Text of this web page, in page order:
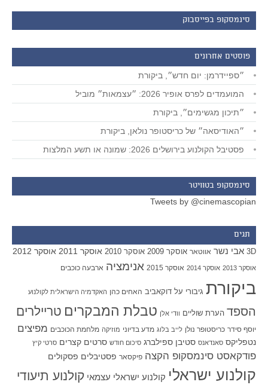
סינמסקופ בפייסבוק
פוסטים אחרונים
״ספיידרמן: יום חדש״, ביקורת
המועמדים לפרס אופיר 2026: ״עצמאות״ מוביל
״תיכון מגשימים״, ביקורת
״האודיסאה״ של כריסטופר נולאן, ביקורת
פסטיבל הקולנוע בירושלים 2026: שמונה או תשע המלצות
סינמסקופ בטוויטר
Tweets by @cinemascopian
תגים
3D אבי נשר אווטאר אוסקר 2009 אוסקר 2010 אוסקר 2011 אוסקר 2012
אוסקר 2013 אוסקר 2014 אוסקר 2015 אנימציה ארבעה כוכבים
ביקורת גיבורי על דוקאביב האחים כהן האקדמיה הישראלית לקולנוע
הספד הערת שוליים וודי אלן טבלת המבקרים טריילרים
יוסף סידר כריסטופר נולן לייב בלוג מדע בדיוני מוזיקה מלחמת הכוכבים מפיצים
נטפליקס סאנדאנס סטיבן ספילברג סיכום חודש סרטים קצרים סרטי קיץ
פודקאסט סינמסקופ הקצה פיקסאר פסטיבלים פסקולים
קולנוע ישראלי קולנוע ישראלי עצמאי קולנוע תיעודי